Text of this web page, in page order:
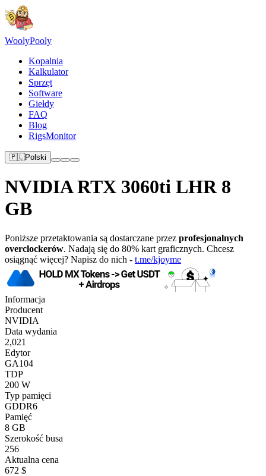
WoolyPooly
Kopalnia
Kalkulator
Sprzęt
Software
Giełdy
FAQ
Blog
RigsMonitor
🇵🇱Polski
NVIDIA RTX 3060ti LHR 8
GB
Poniższe przetaktowania są dostarczane przez profesjonalnych
overclockerów. Nadają się do 80% kart graficznych. Chcesz
osiągnąć więcej? Napisz do nich - t.me/kjoyme
Informacja
Producent
NVIDIA
Data wydania
2,021
Edytor
GA104
TDP
200 W
Typ pamięci
GDDR6
Pamięć
8 GB
Szerokość busa
256
Aktualna cena
672 $